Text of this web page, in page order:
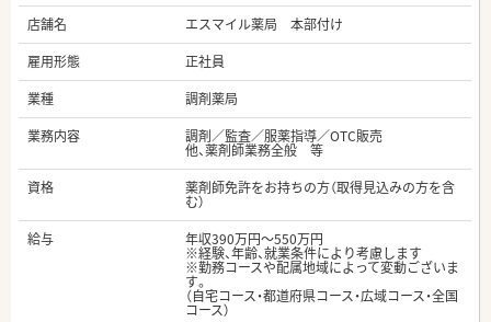
店舗名
エスマイル薬局 本部付け
雇用形態
正社員
業種
調剤薬局
業務内容
調剤／監査／服薬指導／OTC販売
他、薬剤師業務全般 等
資格
薬剤師免許をお持ちの方（取得見込みの方を含
む）
給与
年収390万円～550万円
※経験、年齢、就業条件により考慮します
※勤務コースや配属地域によって変動ございま
す。
（自宅コース・都道府県コース・広域コース・全国
コース）